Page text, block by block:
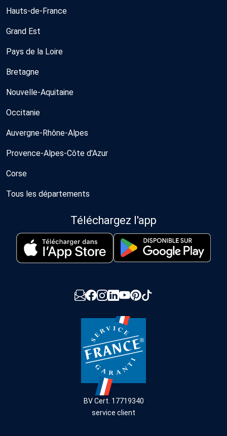
Hauts-de-France
Grand Est
Pays de la Loire
Bretagne
Nouvelle-Aquitaine
Occitanie
Auvergne-Rhône-Alpes
Provence-Alpes-Côte d'Azur
Corse
Tous les départements
Téléchargez l'app
BV Cert. 17719340
service client